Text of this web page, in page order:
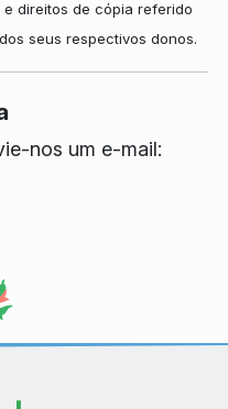
direitos de cópia referido
seus respectivos donos.
nos um e-mail: